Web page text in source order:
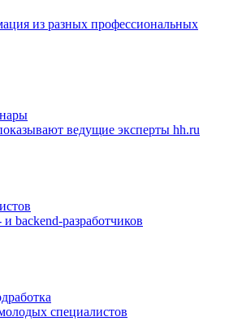
из разных профессиональных
ведущие эксперты hh.ru
backend-разработчиков
специалистов